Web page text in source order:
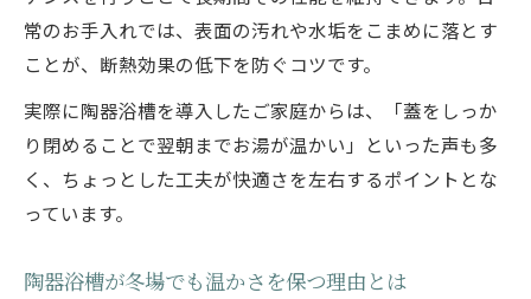
常のお手入れでは、表面の汚れや水垢をこまめに落とす
ことが、断熱効果の低下を防ぐコツです。
実際に陶器浴槽を導入したご家庭からは、「蓋をしっか
り閉めることで翌朝までお湯が温かい」といった声も多
く、ちょっとした工夫が快適さを左右するポイントとな
っています。
陶器浴槽が冬場でも温かさを保つ理由とは